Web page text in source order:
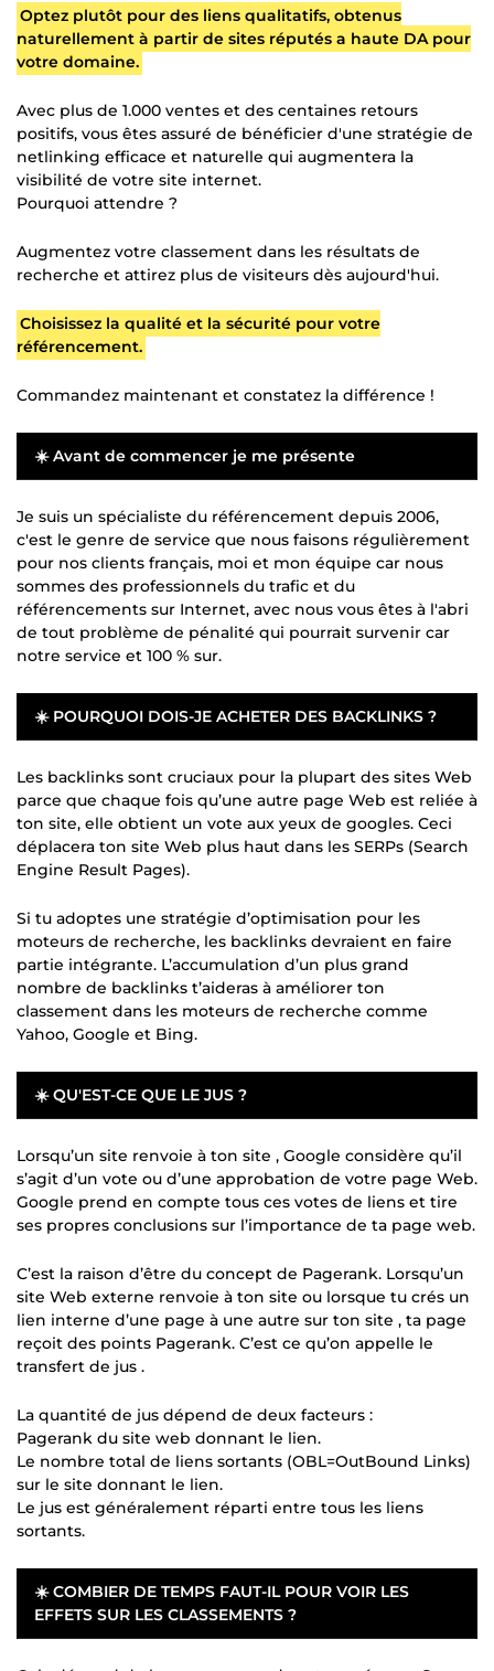
Optez plutôt pour des liens qualitatifs, obtenus
naturellement à partir de sites réputés a haute DA pour
votre domaine.
Avec plus de 1.000 ventes et des centaines retours
positifs, vous êtes assuré de bénéficier d'une stratégie de
netlinking efficace et naturelle qui augmentera la
visibilité de votre site internet.
Pourquoi attendre ?
Augmentez votre classement dans les résultats de
recherche et attirez plus de visiteurs dès aujourd'hui.
Choisissez la qualité et la sécurité pour votre
référencement.
Commandez maintenant et constatez la différence !
☀️ Avant de commencer je me présente
Je suis un spécialiste du référencement depuis 2006,
c'est le genre de service que nous faisons régulièrement
pour nos clients français, moi et mon équipe car nous
sommes des professionnels du trafic et du
référencements sur Internet, avec nous vous êtes à l'abri
de tout problème de pénalité qui pourrait survenir car
notre service et 100 % sur.
☀️ POURQUOI DOIS-JE ACHETER DES BACKLINKS ?
Les backlinks sont cruciaux pour la plupart des sites Web
parce que chaque fois qu’une autre page Web est reliée à
ton site, elle obtient un vote aux yeux de googles. Ceci
déplacera ton site Web plus haut dans les SERPs (Search
Engine Result Pages).
Si tu adoptes une stratégie d’optimisation pour les
moteurs de recherche, les backlinks devraient en faire
partie intégrante. L’accumulation d’un plus grand
nombre de backlinks t’aideras à améliorer ton
classement dans les moteurs de recherche comme
Yahoo, Google et Bing.
☀️ QU'EST-CE QUE LE JUS ?
Lorsqu’un site renvoie à ton site , Google considère qu’il
s’agit d’un vote ou d’une approbation de votre page Web.
Google prend en compte tous ces votes de liens et tire
ses propres conclusions sur l’importance de ta page web.
C’est la raison d’être du concept de Pagerank. Lorsqu’un
site Web externe renvoie à ton site ou lorsque tu crés un
lien interne d’une page à une autre sur ton site , ta page
reçoit des points Pagerank. C’est ce qu’on appelle le
transfert de jus .
La quantité de jus dépend de deux facteurs :
Pagerank du site web donnant le lien.
Le nombre total de liens sortants (OBL=OutBound Links)
sur le site donnant le lien.
Le jus est généralement réparti entre tous les liens
sortants.
☀️ COMBIER DE TEMPS FAUT-IL POUR VOIR LES
EFFETS SUR LES CLASSEMENTS ?